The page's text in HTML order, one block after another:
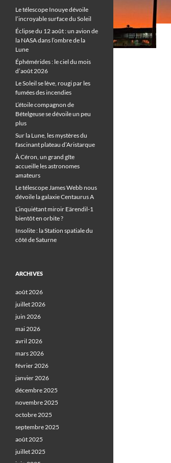
Le télescope Inouye dévoile
l’incroyable surface du Soleil
Éclipse du 12 août : un avion de
la NASA dans l’ombre de la
Lune
Éphémérides : le ciel du mois
d’août 2026
Le Soleil se lève, rougi par les
fumées des incendies
L’étoile compagnon de
Bételgeuse se dévoile un peu
plus
Sur la Lune, les mystères du
fascinant plateau d’Aristarque
À Céron, un grand gîte
accueille les astronomes
amateurs
Le télescope James Webb nous
dévoile la galaxie Centaurus A
L’inquiétant miroir Eärendil-1
bientôt en orbite ?
Insolite : la Station spatiale du
côté de Saturne
ARCHIVES
août 2026
juillet 2026
juin 2026
mai 2026
avril 2026
mars 2026
février 2026
janvier 2026
décembre 2025
novembre 2025
octobre 2025
septembre 2025
août 2025
juillet 2025